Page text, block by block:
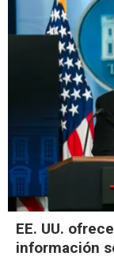
EE. UU.
información